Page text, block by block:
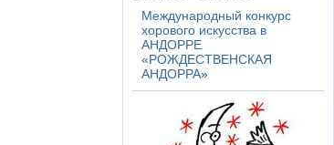
Международный конкурс
хорового искусства в
АНДОРРЕ
«РОЖДЕСТВЕНСКАЯ
АНДОРРА»